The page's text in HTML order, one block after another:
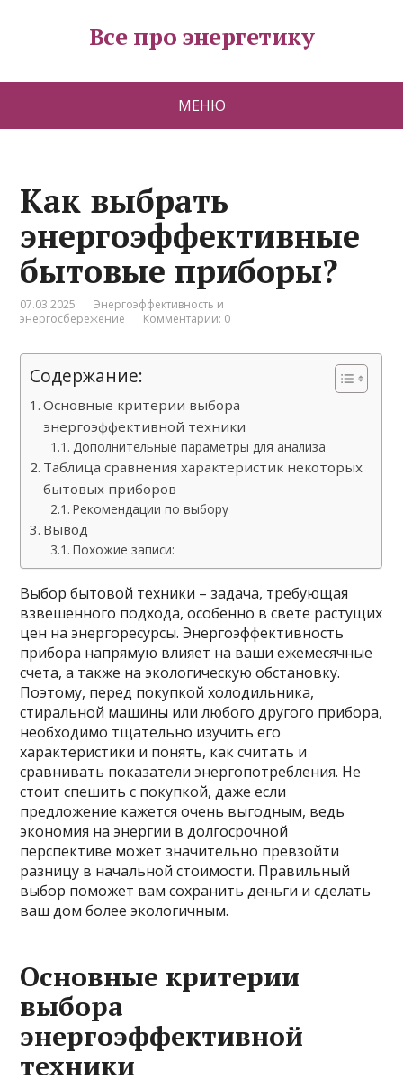
Все про энергетику
МЕНЮ
Как выбрать
энергоэффективные
бытовые приборы?
07.03.2025
Энергоэффективность и
энергосбережение
Комментарии: 0
Содержание:
Основные критерии выбора
энергоэффективной техники
Дополнительные параметры для анализа
Таблица сравнения характеристик некоторых
бытовых приборов
Рекомендации по выбору
Вывод
Похожие записи:
Выбор бытовой техники – задача, требующая
взвешенного подхода, особенно в свете растущих
цен на энергоресурсы. Энергоэффективность
прибора напрямую влияет на ваши ежемесячные
счета, а также на экологическую обстановку.
Поэтому, перед покупкой холодильника,
стиральной машины или любого другого прибора,
необходимо тщательно изучить его
характеристики и понять, как считать и
сравнивать показатели энергопотребления. Не
стоит спешить с покупкой, даже если
предложение кажется очень выгодным, ведь
экономия на энергии в долгосрочной
перспективе может значительно превзойти
разницу в начальной стоимости. Правильный
выбор поможет вам сохранить деньги и сделать
ваш дом более экологичным.
Основные критерии
выбора
энергоэффективной
техники